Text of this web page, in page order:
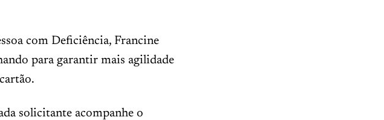
com Deficiência, Francine
para garantir mais agilidade
solicitante acompanhe o